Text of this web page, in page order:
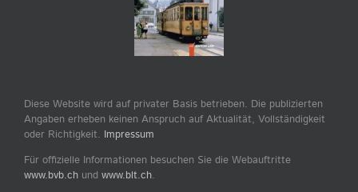
Diese Website wird auf privater Basis betrieben. Die publizierten
Angaben erheben keinen Anspruch auf Aktualität, Vollständigkeit
oder Richtigkeit. Impressum
Für offizielle Informationen besuchen Sie die Webauftritte
www.bvb.ch und www.blt.ch.